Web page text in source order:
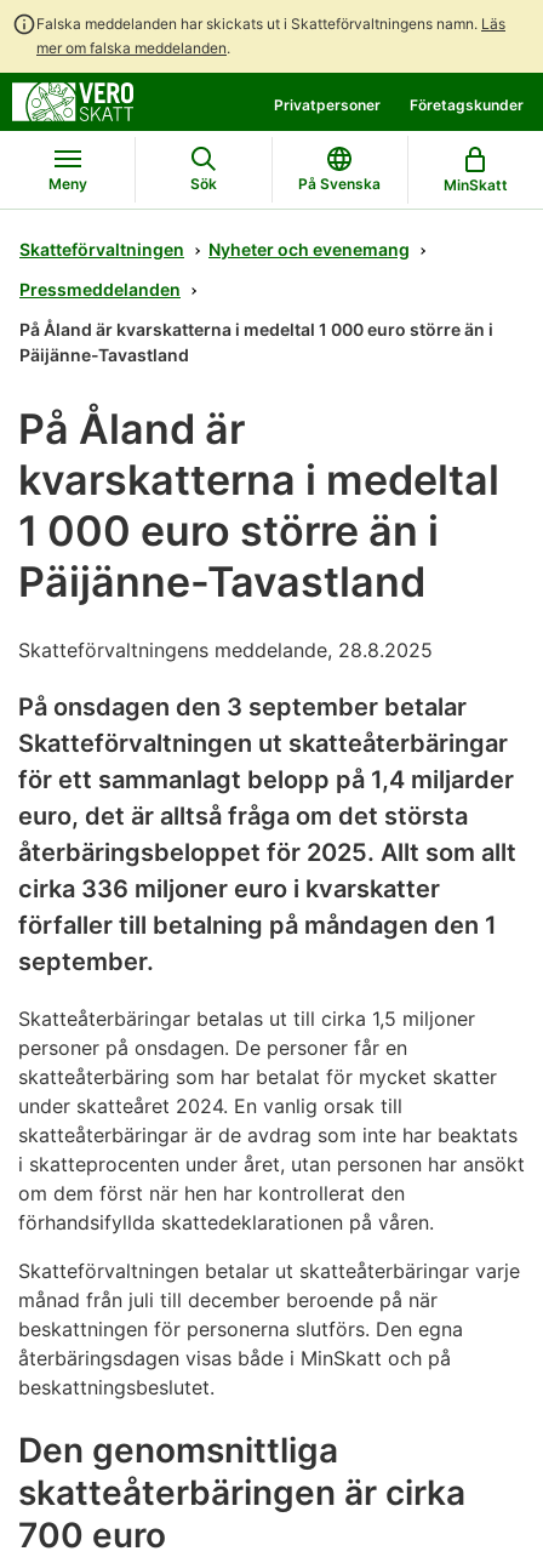
Falska meddelanden har skickats ut i Skatteförvaltningens namn. Läs
mer om falska meddelanden.
direkt
till
innehållet
till
hela
webbplatsens
sökning
Privatpersoner Företagskunder
Meny Sök På Svenska MinSkatt
Skatteförvaltningen
Nyheter och evenemang
Pressmeddelanden
På Åland är kvarskatterna i medeltal 1 000 euro större än i
Päijänne-Tavastland
På Åland är
kvarskatterna i medeltal
1 000 euro större än i
Päijänne-Tavastland
Skatteförvaltningens meddelande, 28.8.2025
På onsdagen den 3 september betalar
Skatteförvaltningen ut skatteåterbäringar
för ett sammanlagt belopp på 1,4 miljarder
euro, det är alltså fråga om det största
återbäringsbeloppet för 2025. Allt som allt
cirka 336 miljoner euro i kvarskatter
förfaller till betalning på måndagen den 1
september.
Skatteåterbäringar betalas ut till cirka 1,5 miljoner
personer på onsdagen. De personer får en
skatteåterbäring som har betalat för mycket skatter
under skatteåret 2024. En vanlig orsak till
skatteåterbäringar är de avdrag som inte har beaktats
i skatteprocenten under året, utan personen har ansökt
om dem först när hen har kontrollerat den
förhandsifyllda skattedeklarationen på våren.
Skatteförvaltningen betalar ut skatteåterbäringar varje
månad från juli till december beroende på när
beskattningen för personerna slutförs. Den egna
återbäringsdagen visas både i MinSkatt och på
beskattningsbeslutet.
Den genomsnittliga
skatteåterbäringen är cirka
700 euro